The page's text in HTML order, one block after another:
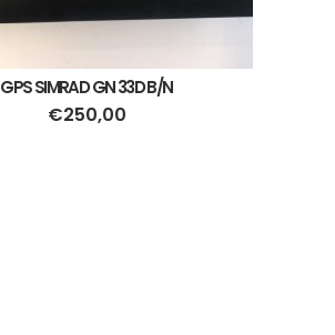
GPS SIMRAD GN 33D B/N
€250,00